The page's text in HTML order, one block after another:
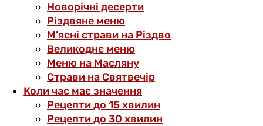
Новорічні десерти
Різдвяне меню
М’ясні страви на Різдво
Великоднє меню
Меню на Масляну
Страви на Святвечір
Коли час має значення
Рецепти до 15 хвилин
Рецепти до 30 хвилин